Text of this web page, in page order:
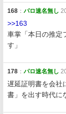
168 ： パロ速名無し
>>163
車掌「本日の推定
す」
178 ： パロ速名無し
遅延証明書を会社
書」を出す時代に